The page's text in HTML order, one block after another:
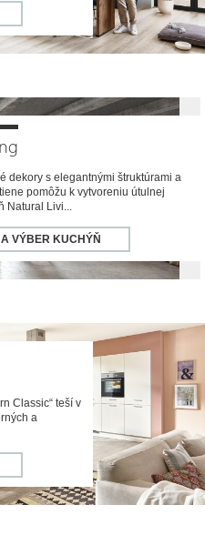
dekory s elegantnými štruktúrami a
pomôžu k vytvoreniu útulnej
Natural Livi...
VÝBER KUCHÝŇ
Classic“ teší v
a